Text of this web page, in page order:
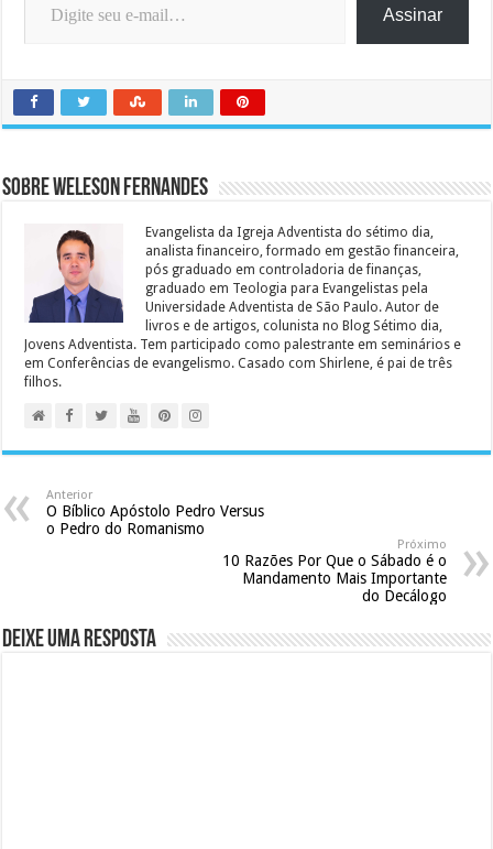
Assinar
Sobre Weleson Fernandes
Evangelista da Igreja Adventista do sétimo dia,
analista financeiro, formado em gestão financeira,
pós graduado em controladoria de finanças,
graduado em Teologia para Evangelistas pela
Universidade Adventista de São Paulo. Autor de
livros e de artigos, colunista no Blog Sétimo dia,
Jovens Adventista. Tem participado como palestrante em seminários e
em Conferências de evangelismo. Casado com Shirlene, é pai de três
filhos.
Anterior
O Bíblico Apóstolo Pedro Versus
o Pedro do Romanismo
Próximo
10 Razões Por Que o Sábado é o
Mandamento Mais Importante
do Decálogo
Deixe uma resposta